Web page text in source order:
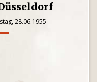
28.06.1955